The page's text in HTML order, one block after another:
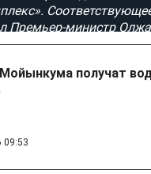
получат
09:53